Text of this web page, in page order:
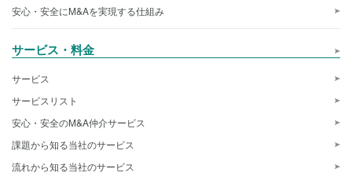
安心・安全にM&Aを実現する仕組み
サービス・料金
サービス
サービスリスト
安心・安全のM&A仲介サービス
課題から知る当社のサービス
流れから知る当社のサービス